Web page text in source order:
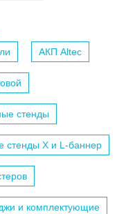
АКП Altec
стенды
стенды X и L-баннер
и комплектующие